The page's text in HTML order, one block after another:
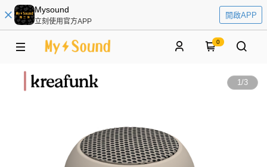
Mysound
立刻使用官方APP
開啟APP
0
1/3